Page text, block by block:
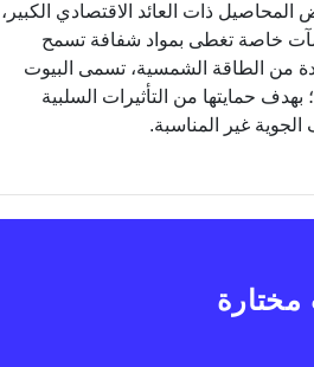
المحاصيل ذات العائد الاقتصادي الكبير،
خاصة تغطى بمواد شفافة تسمح
من الطاقة الشمسية، تسمى البيوت
بهدف حمايتها من التأثيرات السلبية
غير المناسبة.
مختارة